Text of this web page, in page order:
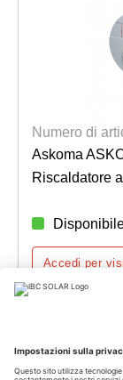
Numero di
Askoma
Riscaldatore
Accedi per